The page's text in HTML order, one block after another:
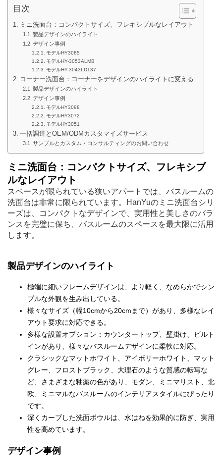
目次
ミニ洗面台：コンパクトサイズ、フレキシブルなレイアウト
製品デザインのハイライト
デザイン事例
モデルHY3085
モデルHY-3053ALMB
モデルHY-3043LD137
コーナー洗面台：コーナーをデザインのハイライトに変える
製品デザインのハイライト
デザイン事例
モデルHY3098
モデルHY3072
モデルHY3051
一括調達とOEM/ODMカスタマイズサービス
サンプルとカスタム・コンサルティングのお問い合わせ
ミニ洗面台：コンパクトサイズ、フレキシブ
ルなレイアウト
スペースが限られている狭いアパートでは、バスルームの
洗面台は非常に限られています。HanYuのミニ洗面台シリ
ーズは、コンパクトなデザインで、実用性と美しさのバラ
ンスを完璧に保ち、バスルームのスペースを最大限に活用
します。
製品デザインのハイライト
極端に細いフレームデザインは、より軽く、なめらかでシン
プルな外観を生み出している。
様々なサイズ（幅10cmから20cmまで）があり、多様なレイ
アウト要求に対応できる。
多様な設置オプション：カウンタートップ、壁掛け、ビルト
インがあり、様々なバスルームデザインに柔軟に対応。
クラシックなマットホワイト、アイボリーホワイト、マット
グレー、フロストブラック、大理石のような質感の転写な
ど、さまざまな釉薬の色があり、モダン、ミニマリスト、北
欧、ミニマルなバスルームのインテリアスタイルにぴったり
です。
深くカーブした洗面ボウルは、水はねを効果的に防ぎ、実用
性を高めています。
デザイン事例